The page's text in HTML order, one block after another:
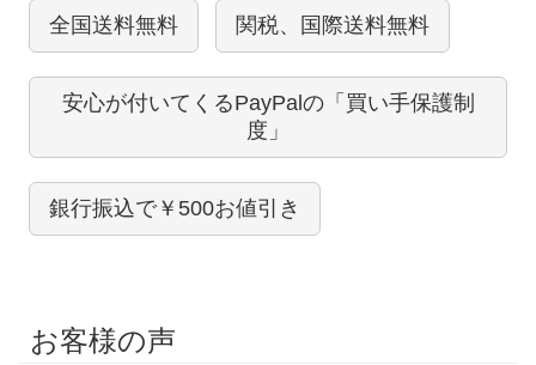
全国送料無料 関税、国際送料無料
安心が付いてくるPayPalの「買い手保護制
度」
銀行振込で￥500お値引き
お客様の声